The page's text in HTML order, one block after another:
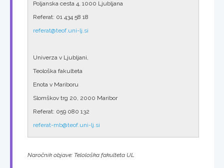
Poljanska cesta 4, 1000 Ljubljana
Referat: 01 434 58 18
referat@teof.uni-lj.si
Univerza v Ljubljani,
Teološka fakulteta
Enota v Mariboru
Slomškov trg 20, 2000 Maribor
Referat: 059 080 132
referat-mb@teof.uni-lj.si
Naročnik objave: Telološka fakulteta UL